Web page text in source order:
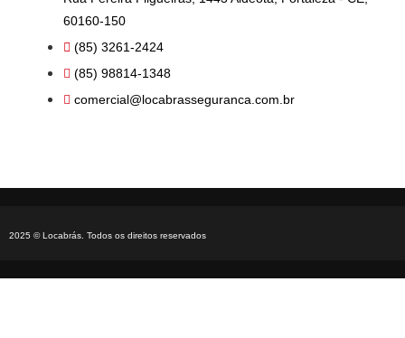
60160-150
(85) 3261-2424
(85) 98814-1348
comercial@locabrasseguranca.com.br
2025 © Locabrás. Todos os direitos reservados